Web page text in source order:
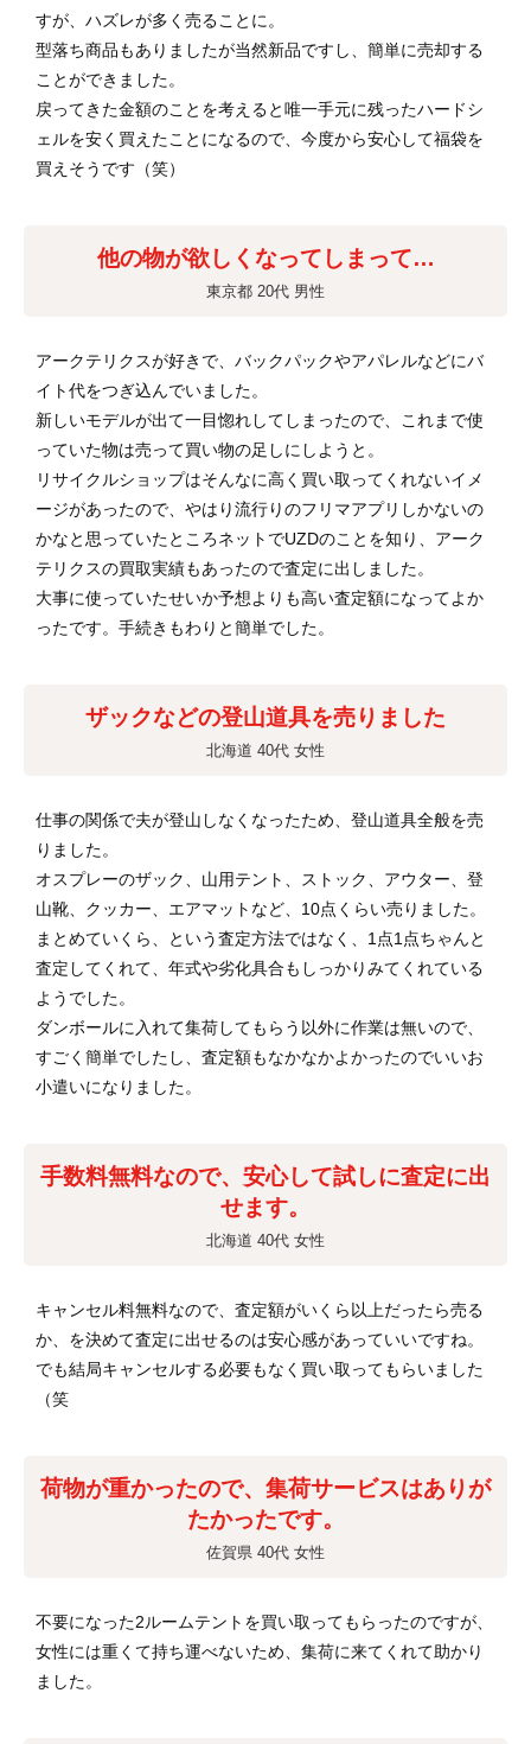
すが、ハズレが多く売ることに。
型落ち商品もありましたが当然新品ですし、簡単に売却する
ことができました。
戻ってきた金額のことを考えると唯一手元に残ったハードシ
ェルを安く買えたことになるので、今度から安心して福袋を
買えそうです（笑）
他の物が欲しくなってしまって…
東京都 20代 男性
アークテリクスが好きで、バックパックやアパレルなどにバ
イト代をつぎ込んでいました。
新しいモデルが出て一目惚れしてしまったので、これまで使
っていた物は売って買い物の足しにしようと。
リサイクルショップはそんなに高く買い取ってくれないイメ
ージがあったので、やはり流行りのフリマアプリしかないの
かなと思っていたところネットでUZDのことを知り、アーク
テリクスの買取実績もあったので査定に出しました。
大事に使っていたせいか予想よりも高い査定額になってよか
ったです。手続きもわりと簡単でした。
ザックなどの登山道具を売りました
北海道 40代 女性
仕事の関係で夫が登山しなくなったため、登山道具全般を売
りました。
オスプレーのザック、山用テント、ストック、アウター、登
山靴、クッカー、エアマットなど、10点くらい売りました。
まとめていくら、という査定方法ではなく、1点1点ちゃんと
査定してくれて、年式や劣化具合もしっかりみてくれている
ようでした。
ダンボールに入れて集荷してもらう以外に作業は無いので、
すごく簡単でしたし、査定額もなかなかよかったのでいいお
小遣いになりました。
手数料無料なので、安心して試しに査定に出
せます。
北海道 40代 女性
キャンセル料無料なので、査定額がいくら以上だったら売る
か、を決めて査定に出せるのは安心感があっていいですね。
でも結局キャンセルする必要もなく買い取ってもらいました
（笑
荷物が重かったので、集荷サービスはありが
たかったです。
佐賀県 40代 女性
不要になった2ルームテントを買い取ってもらったのですが、
女性には重くて持ち運べないため、集荷に来てくれて助かり
ました。